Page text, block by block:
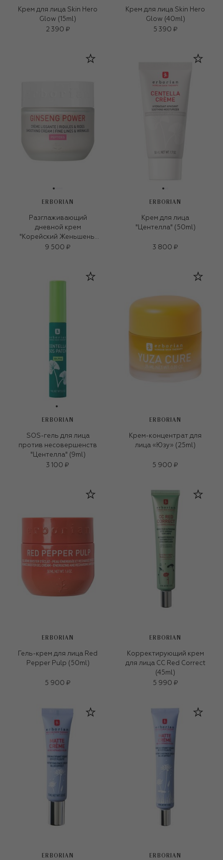
Крем для лица Skin Hero
Glow (15ml)
2 390 ₽
Крем для лица Skin Hero
Glow (40ml)
5 390 ₽
ERBORIAN
Разглаживающий
дневной крем
"Корейский Женьшень"
(50ml)
9 500 ₽
ERBORIAN
Крем для лица
"Центелла" (50ml)
3 800 ₽
ERBORIAN
SOS-гель для лица
против несовершенств
"Центелла" (9ml)
3 100 ₽
ERBORIAN
Крем-концентрат для
лица «Юзу» (25ml)
5 900 ₽
ERBORIAN
Гель-крем для лица Red
Pepper Pulp (50ml)
5 900 ₽
ERBORIAN
Корректирующий крем
для лица CC Red Correct
(45ml)
5 990 ₽
ERBORIAN ERBORIAN